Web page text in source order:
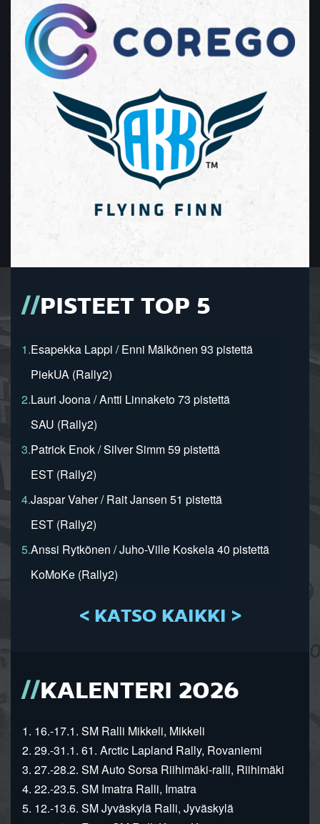
PISTEET TOP 5
1.Esapekka Lappi / Enni Mälkönen 93 pistettä
PiekUA (Rally2)
2.Lauri Joona / Antti Linnaketo 73 pistettä
SAU (Rally2)
3.Patrick Enok / Silver Simm 59 pistettä
EST (Rally2)
4.Jaspar Vaher / Rait Jansen 51 pistettä
EST (Rally2)
5.Anssi Rytkönen / Juho-Ville Koskela 40 pistettä
KoMoKe (Rally2)
< KATSO KAIKKI >
KALENTERI 2026
1. 16.-17.1. SM Ralli Mikkeli, Mikkeli
2. 29.-31.1. 61. Arctic Lapland Rally, Rovaniemi
3. 27.-28.2. SM Auto Sorsa Riihimäki-ralli, Riihimäki
4. 22.-23.5. SM Imatra Ralli, Imatra
5. 12.-13.6. SM Jyväskylä Ralli, Jyväskylä